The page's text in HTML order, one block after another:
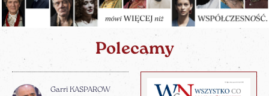
Polecamy
Garri KASPAROW